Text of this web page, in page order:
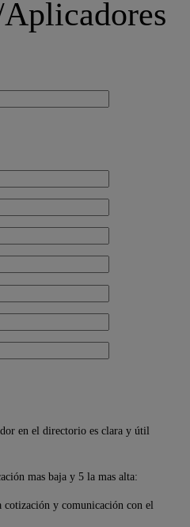
en el directorio es clara y útil
mas baja y 5 la mas alta:
y comunicación con el